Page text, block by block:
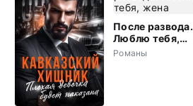
После развода.
Люблю тебя,
жена
Романы